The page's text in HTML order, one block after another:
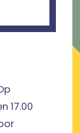
17.00